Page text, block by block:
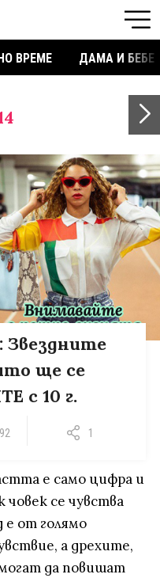
ВРЕМЕ ДАМА И БЕБЕ
ще се
с 10 г.
1
е само цифра и
се чувства
от голямо
а дрехите,
да повишат